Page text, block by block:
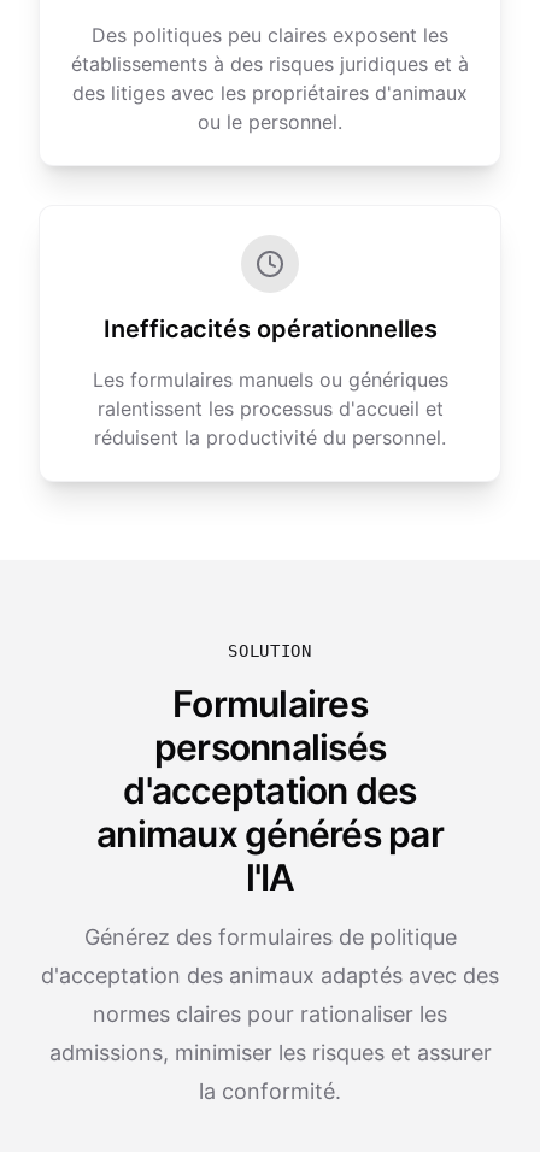
Des politiques peu claires exposent les
établissements à des risques juridiques et à
des litiges avec les propriétaires d'animaux
ou le personnel.
Inefficacités opérationnelles
Les formulaires manuels ou génériques
ralentissent les processus d'accueil et
réduisent la productivité du personnel.
SOLUTION
Formulaires
personnalisés
d'acceptation des
animaux générés par
l'IA
Générez des formulaires de politique
d'acceptation des animaux adaptés avec des
normes claires pour rationaliser les
admissions, minimiser les risques et assurer
la conformité.